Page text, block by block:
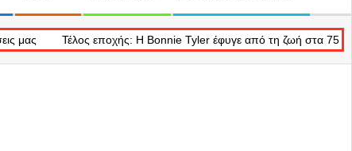
Τέλος εποχής: Η Bonnie Tyler έφυγε από τη ζωή στα 75 της